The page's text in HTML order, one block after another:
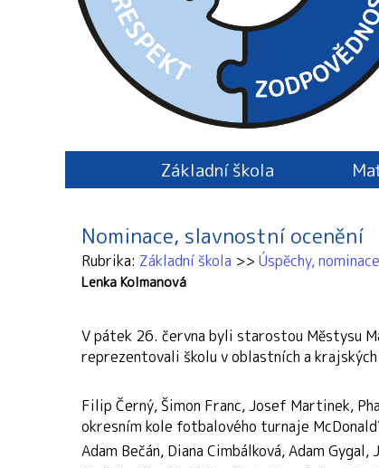
Základní škola
Nominace, slavnostní ocenění
Rubrika Základní škola Úspěchy, nominace
Lenka Kolmanová
V pátek 26. června byli starostou Městysu
reprezentovali školu v oblastních a krajských
Filip Černý, Šimon Franc, Josef Martinek,
okresním kole fotbalového turnaje
Adam Bečán, Diana Cimbálková, Adam